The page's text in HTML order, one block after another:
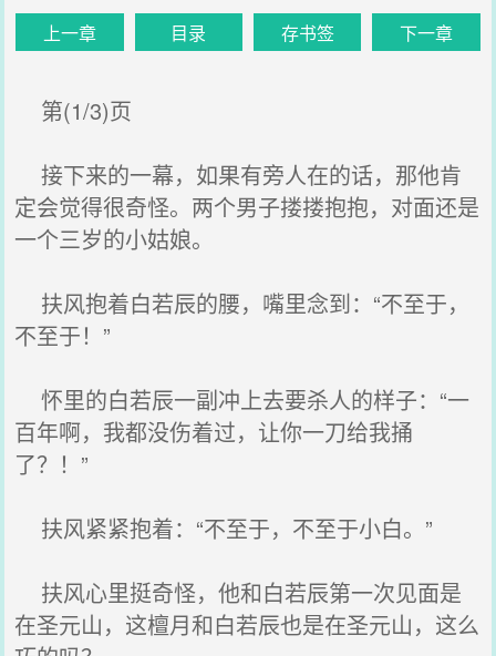
上一章 目录 存书签 下一章
第(1/3)页
接下来的一幕，如果有旁人在的话，那他肯
定会觉得很奇怪。两个男子搂搂抱抱，对面还是
一个三岁的小姑娘。
扶风抱着白若辰的腰，嘴里念到：“不至于，
不至于！”
怀里的白若辰一副冲上去要杀人的样子：“一
百年啊，我都没伤着过，让你一刀给我捅
了？！”
扶风紧紧抱着：“不至于，不至于小白。”
扶风心里挺奇怪，他和白若辰第一次见面是
在圣元山，这檀月和白若辰也是在圣元山，这么